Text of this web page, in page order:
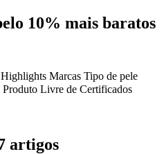
10% mais baratos
Highlights Marcas Tipo de pele
Produto Livre de Certificados
artigos